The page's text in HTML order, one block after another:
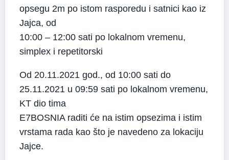
opsegu 2m po istom rasporedu i satnici kao iz
Jajca, od
10:00 – 12:00 sati po lokalnom vremenu,
simplex i repetitorski
Od 20.11.2021 god., od 10:00 sati do
25.11.2021 u 09:59 sati po lokalnom vremenu,
KT dio tima
E7BOSNIA raditi će na istim opsezima i istim
vrstama rada kao što je navedeno za lokaciju
Jajce.